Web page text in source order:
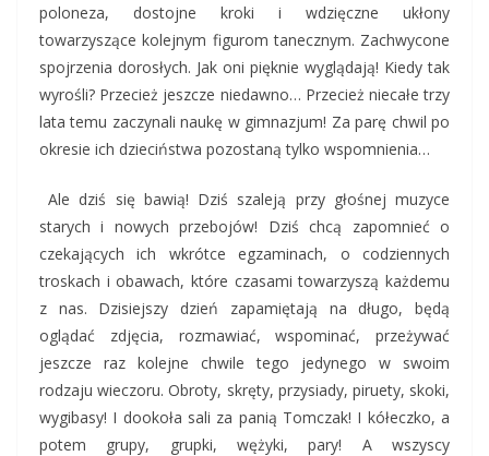
poloneza, dostojne kroki i wdzięczne ukłony
towarzyszące kolejnym figurom tanecznym. Zachwycone
spojrzenia dorosłych. Jak oni pięknie wyglądają! Kiedy tak
wyrośli? Przecież jeszcze niedawno… Przecież niecałe trzy
lata temu zaczynali naukę w gimnazjum! Za parę chwil po
okresie ich dzieciństwa pozostaną tylko wspomnienia…
Ale dziś się bawią! Dziś szaleją przy głośnej muzyce
starych i nowych przebojów! Dziś chcą zapomnieć o
czekających ich wkrótce egzaminach, o codziennych
troskach i obawach, które czasami towarzyszą każdemu
z nas. Dzisiejszy dzień zapamiętają na długo, będą
oglądać zdjęcia, rozmawiać, wspominać, przeżywać
jeszcze raz kolejne chwile tego jedynego w swoim
rodzaju wieczoru. Obroty, skręty, przysiady, piruety, skoki,
wygibasy! I dookoła sali za panią Tomczak! I kółeczko, a
potem grupy, grupki, wężyki, pary! A wszyscy